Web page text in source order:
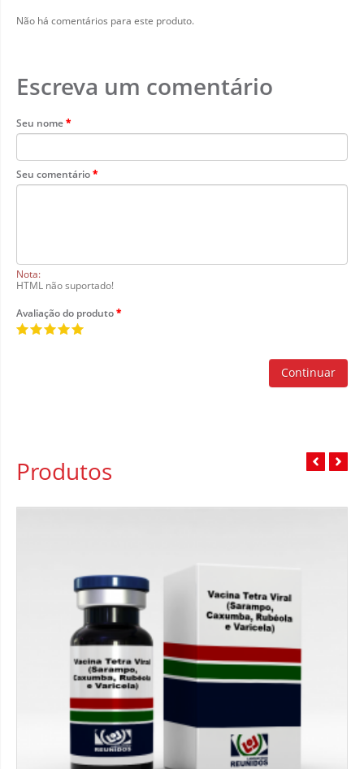
Não há comentários para este produto.
Escreva um comentário
Seu nome
Seu comentário
Nota:
HTML não suportado!
Avaliação do produto
Continuar
Produtos